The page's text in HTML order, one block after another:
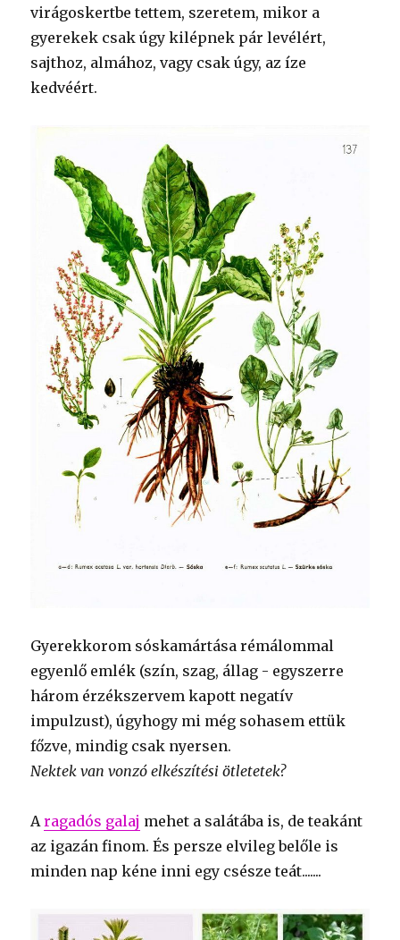
virágoskertbe tettem, szeretem, mikor a
gyerekek csak úgy kilépnek pár levélért,
sajthoz, almához, vagy csak úgy, az íze
kedvéért.
Gyerekkorom sóskamártása rémálommal
egyenlő emlék (szín, szag, állag - egyszerre
három érzékszervem kapott negatív
impulzust), úgyhogy mi még sohasem ettük
főzve, mindig csak nyersen.
Nektek van vonzó elkészítési ötletetek?
Aragadós galaj mehet a salátába is, de teakánt
az igazán finom. És persze elvileg belőle is
minden nap kéne inni egy csésze teát.......